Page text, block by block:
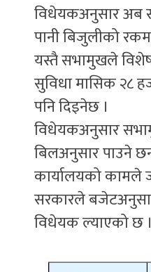
विधेयकअनुसार अब
पानी बिजुलीको
यस्तै सभामुखले विशेष
सुविधा मासिक २८
पनि दिइनेछ ।
विधेयकअनुसार
बिलअनुसार पाउने
कार्यालयको कामले
सरकारले बजेटअनुसार
विधेयक ल्याएको छ